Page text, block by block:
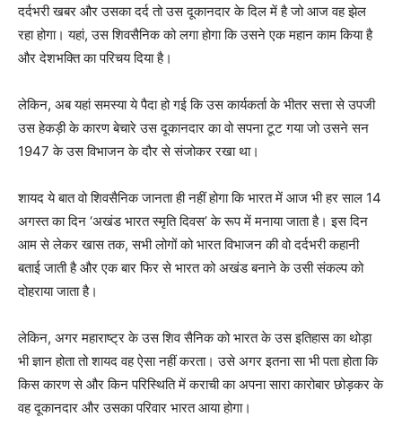
दर्दभरी खबर और उसका दर्द तो उस दूकानदार के दिल में है जो आज वह झेल
रहा होगा। यहां, उस शिवसैनिक को लगा होगा कि उसने एक महान काम किया है
और देशभक्ति का परिचय दिया है।
लेकिन, अब यहां समस्या ये पैदा हो गई कि उस कार्यकर्ता के भीतर सत्ता से उपजी
उस हेकड़ी के कारण बेचारे उस दूकानदार का वो सपना टूट गया जो उसने सन
1947 के उस विभाजन के दौर से संजोकर रखा था।
शायद ये बात वो शिवसैनिक जानता ही नहीं होगा कि भारत में आज भी हर साल 14
अगस्त का दिन ‘अखंड भारत स्मृति दिवस’ के रूप में मनाया जाता है। इस दिन
आम से लेकर खास तक, सभी लोगों को भारत विभाजन की वो दर्दभरी कहानी
बताई जाती है और एक बार फिर से भारत को अखंड बनाने के उसी संकल्प को
दोहराया जाता है।
लेकिन, अगर महाराष्ट्र के उस शिव सैनिक को भारत के उस इतिहास का थोड़ा
भी ज्ञान होता तो शायद वह ऐसा नहीं करता। उसे अगर इतना सा भी पता होता कि
किस कारण से और किन परिस्थिति में कराची का अपना सारा कारोबार छोड़कर के
वह दूकानदार और उसका परिवार भारत आया होगा।